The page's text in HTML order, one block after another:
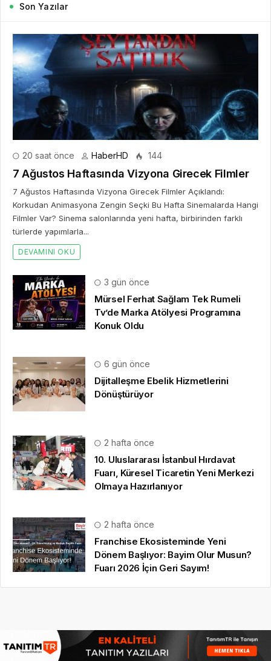
Son Yazılar
20 saat önce HaberHD 144
7 Ağustos Haftasında Vizyona Girecek Filmler
7 Ağustos Haftasında Vizyona Girecek Filmler Açıklandı:
Korkudan Animasyona Zengin Seçki Bu Hafta Sinemalarda Hangi
Filmler Var? Sinema salonlarında yeni hafta, birbirinden farklı
türlerde yapımlarla...
DEVAMINI OKU
3 gün önce
Mürsel Ferhat Sağlam Tek Rumeli
Tv’de Marka Atölyesi Programına
Konuk Oldu
6 gün önce
Dijitalleşme Ebelik Hizmetlerini
Dönüştürüyor
2 hafta önce
10. Uluslararası İstanbul Hırdavat
Fuarı, Küresel Ticaretin Yeni Merkezi
Olmaya Hazırlanıyor
2 hafta önce
Franchise Ekosisteminde Yeni
Dönem Başlıyor: Bayim Olur Musun?
Fuarı 2026 İçin Geri Sayım!